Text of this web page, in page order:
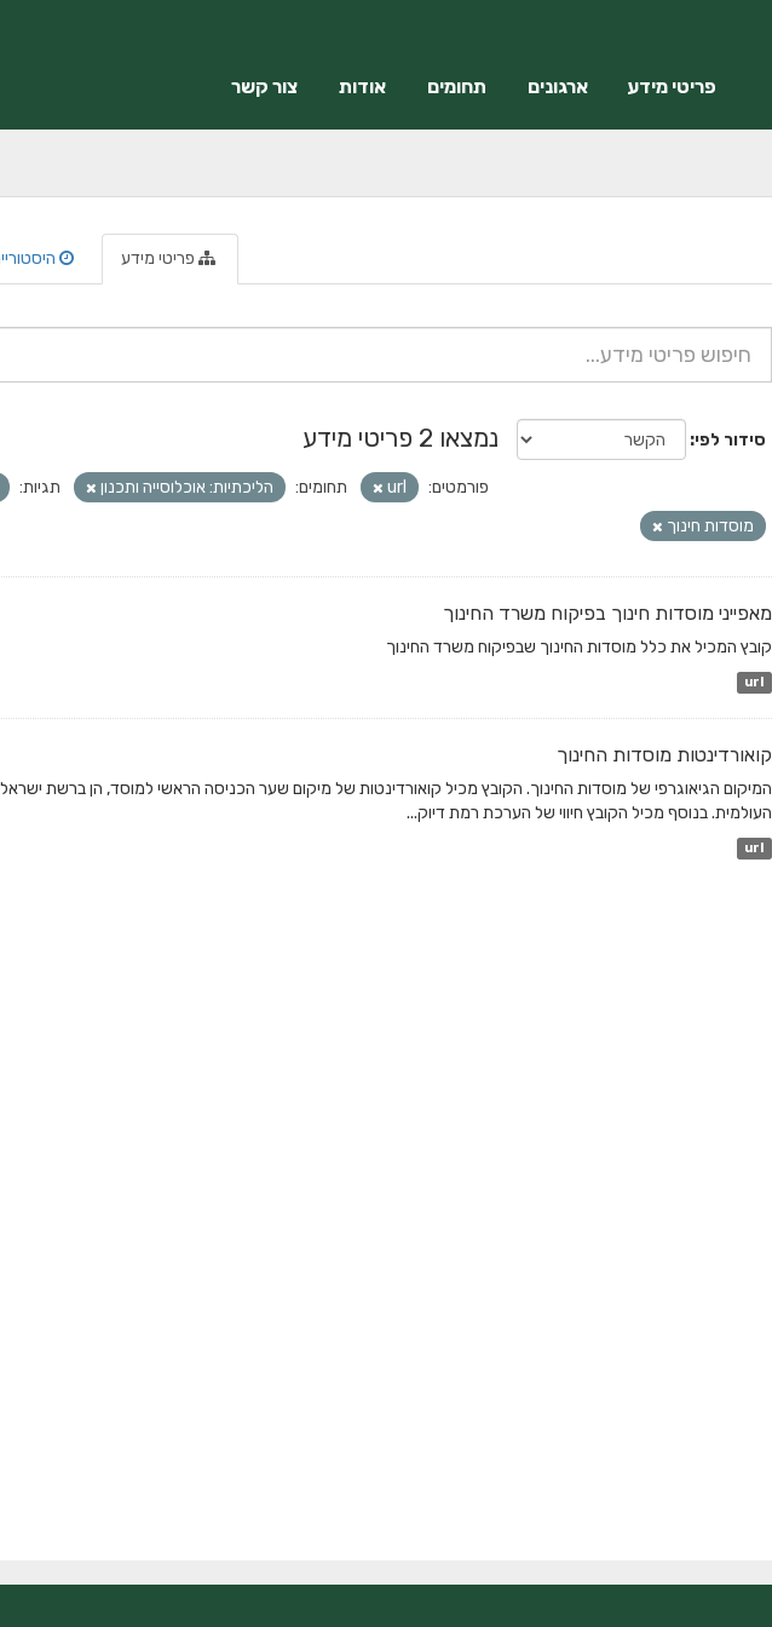
פריטי מידע ארגונים תחומים אודות צור קשר
פריטי מידע
סידור לפי נמצאו 2 פריטי מידע
פורמטים: url תחומים: הליכתיות: אוכלוסייה ותכנון תגיות:
מוסדות חינוך
מאפייני מוסדות חינוך בפיקוח משרד החינוך
קובץ המכיל את כלל מוסדות החינוך שבפיקוח משרד החינוך
url
קואורדינטות מוסדות החינוך
המיקום הגיאוגרפי של מוסדות החינוך. הקובץ מכיל קואורדינטות של מיקום שער הכניסה הראשי למוסד, הן ברשת
העולמית. בנוסף מכיל הקובץ חיווי של הערכת רמת דיוק...
url